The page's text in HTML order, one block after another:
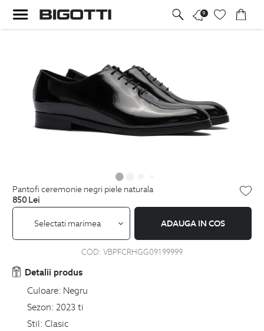
9
pantofi ceremonie negri piele naturala
850 Lei
Selectati marimea ADAUGA IN COS
COD: VBPFCRHGG09199999
Detalii produs
Culoare: Negru
Sezon: 2023 ti
Stil: Clasic